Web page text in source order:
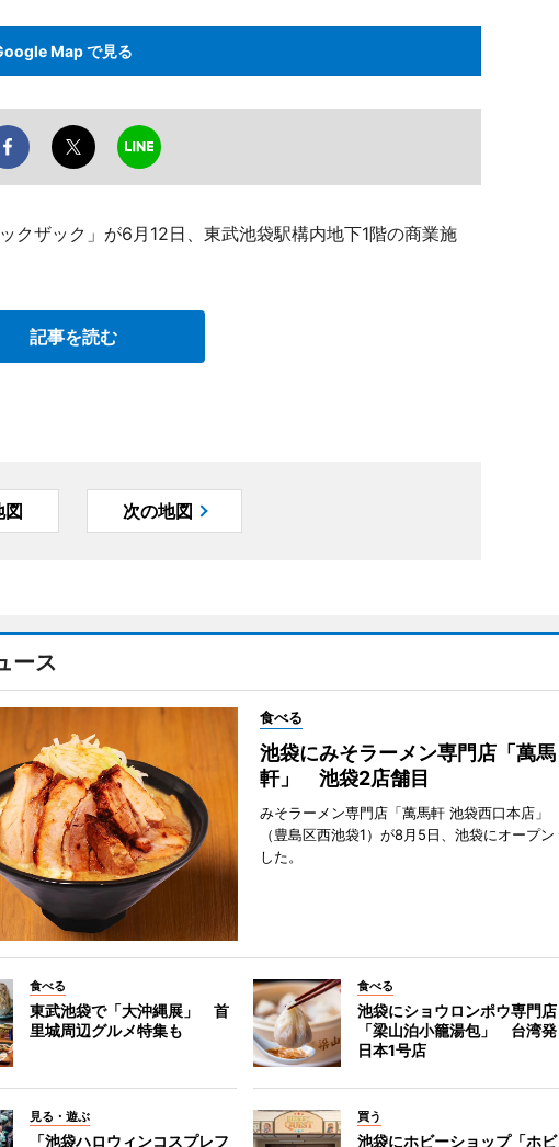
Map で見る
クザック」が6月12日、東武池袋駅構内地下1階の商業施
記事を読む
図 次の地図
ース
食べる
池袋にみそラーメン専門店「萬馬
軒」 池袋2店舗目
みそラーメン専門店「萬馬軒 池袋西口本店」
（豊島区西池袋1）が8月5日、池袋にオープン
した。
食べる
東武池袋で「大沖縄展」 首
里城周辺グルメ特集も
食べる
池袋にショウロンポウ専門店
「梁山泊小籠湯包」 台湾発
日本1号店
見る・遊ぶ
「池袋ハロウィンコスプレフ
買う
池袋にホビーショップ「ホビ